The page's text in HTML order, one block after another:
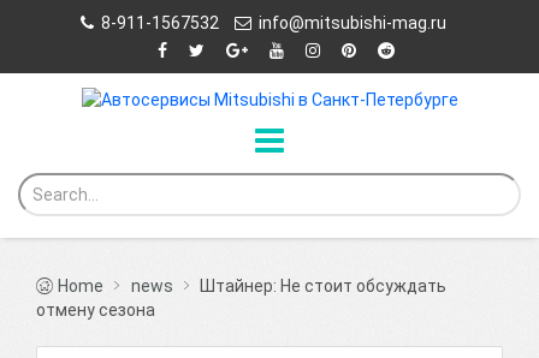
8-911-1567532 info@mitsubishi-mag.ru
Home news
Штайнер: Не стоит обсуждать
отмену сезона